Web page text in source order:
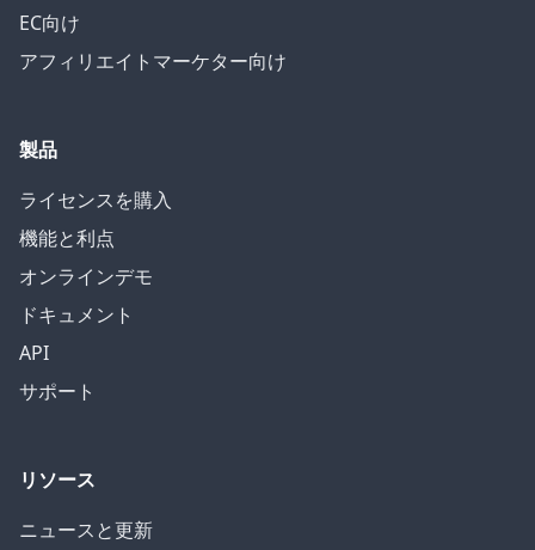
EC向け
アフィリエイトマーケター向け
製品
ライセンスを購入
機能と利点
オンラインデモ
ドキュメント
API
サポート
リソース
ニュースと更新